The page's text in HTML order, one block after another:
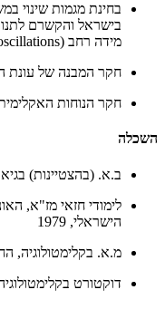
בחינת מגמות שינוי
בישראל והקשרם
מידה רחב (large-scale oscillations);
חקר המבנה של עונת
חקר הנוחות
השכלה
ב.א. (בהצטיינות)
לימודי חזאי מז"א,
הישראלי, 1979
מ.א. בקלימטולוגיה,
דוקטורט